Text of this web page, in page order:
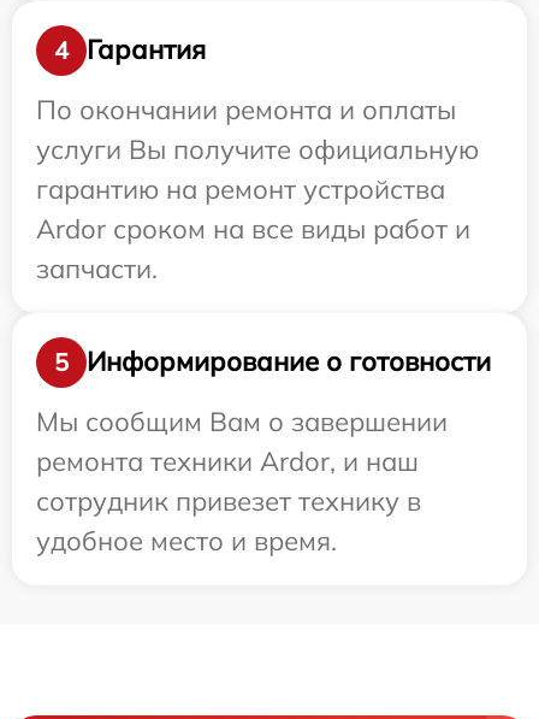
4
Гарантия
По окончании ремонта и оплаты
услуги Вы получите официальную
гарантию на ремонт устройства
Ardor сроком на все виды работ и
запчасти.
5
Информирование о готовности
Мы сообщим Вам о завершении
ремонта техники Ardor, и наш
сотрудник привезет технику в
удобное место и время.